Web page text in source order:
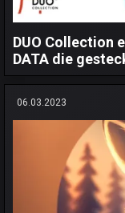
DUO Collection
DATA die
06.03.2023